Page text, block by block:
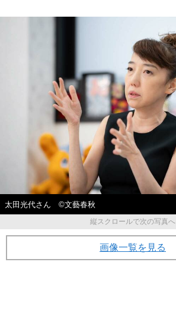
太田光代さん ©文藝春秋
縦スクロールで次の写真へ
画像一覧を見る